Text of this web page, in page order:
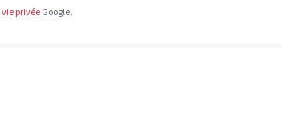
vie privéeGoogle.